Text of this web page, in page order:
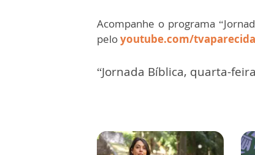
Acompanhe o programa
peloyoutube.com/
“Jornada Bíblica, quarta-